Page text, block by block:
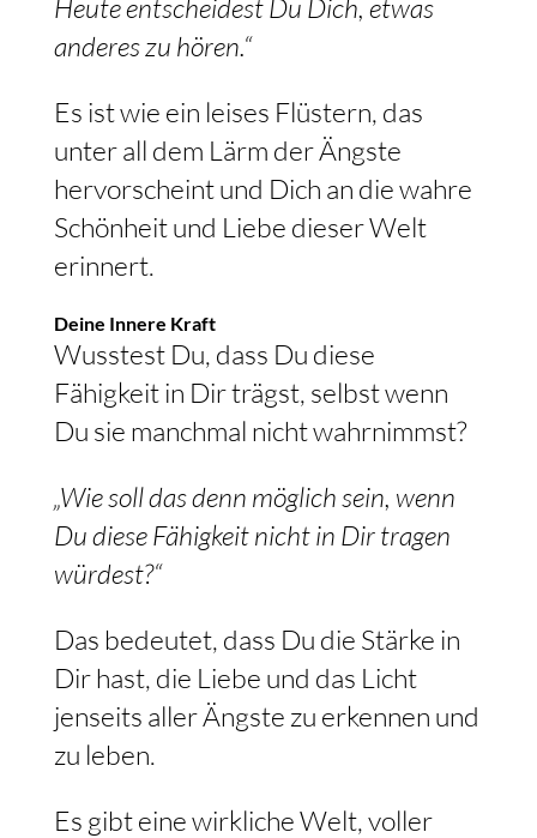
Heute entscheidest Du Dich, etwas
anderes zu hören.“
Es ist wie ein leises Flüstern, das
unter all dem Lärm der Ängste
hervorscheint und Dich an die wahre
Schönheit und Liebe dieser Welt
erinnert.
Deine Innere Kraft
Wusstest Du, dass Du diese
Fähigkeit in Dir trägst, selbst wenn
Du sie manchmal nicht wahrnimmst?
„Wie soll das denn möglich sein, wenn
Du diese Fähigkeit nicht in Dir tragen
würdest?“
Das bedeutet, dass Du die Stärke in
Dir hast, die Liebe und das Licht
jenseits aller Ängste zu erkennen und
zu leben.
Es gibt eine wirkliche Welt, voller